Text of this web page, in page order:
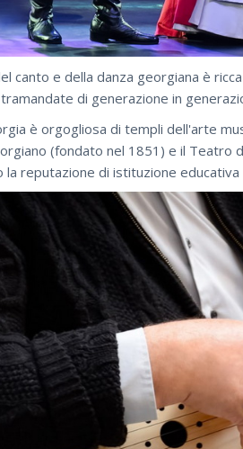
canto e della danza georgiana è
di generazione in
è orgogliosa di templi dell'arte
(fondato nel 1851) e il Teatro
la reputazione di istituzione